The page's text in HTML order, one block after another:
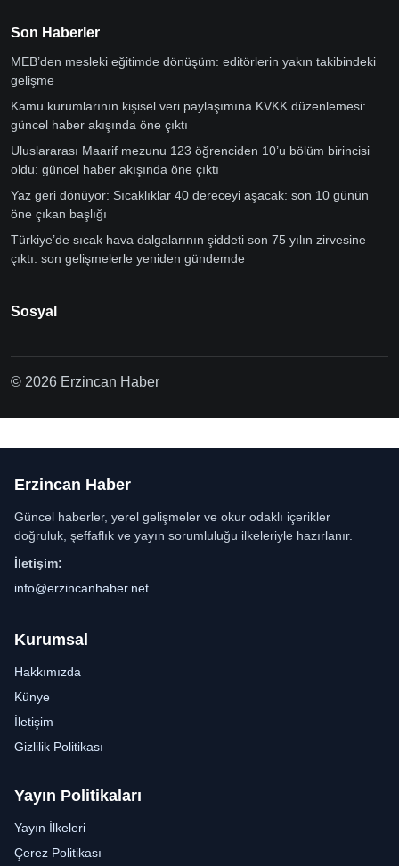
Son Haberler
MEB’den mesleki eğitimde dönüşüm: editörlerin yakın takibindeki
gelişme
Kamu kurumlarının kişisel veri paylaşımına KVKK düzenlemesi:
güncel haber akışında öne çıktı
Uluslararası Maarif mezunu 123 öğrenciden 10’u bölüm birincisi
oldu: güncel haber akışında öne çıktı
Yaz geri dönüyor: Sıcaklıklar 40 dereceyi aşacak: son 10 günün
öne çıkan başlığı
Türkiye’de sıcak hava dalgalarının şiddeti son 75 yılın zirvesine
çıktı: son gelişmelerle yeniden gündemde
Sosyal
© 2026 Erzincan Haber
Erzincan Haber
Güncel haberler, yerel gelişmeler ve okur odaklı içerikler
doğruluk, şeffaflık ve yayın sorumluluğu ilkeleriyle hazırlanır.
İletişim:
info@erzincanhaber.net
Kurumsal
Hakkımızda
Künye
İletişim
Gizlilik Politikası
Yayın Politikaları
Yayın İlkeleri
Çerez Politikası